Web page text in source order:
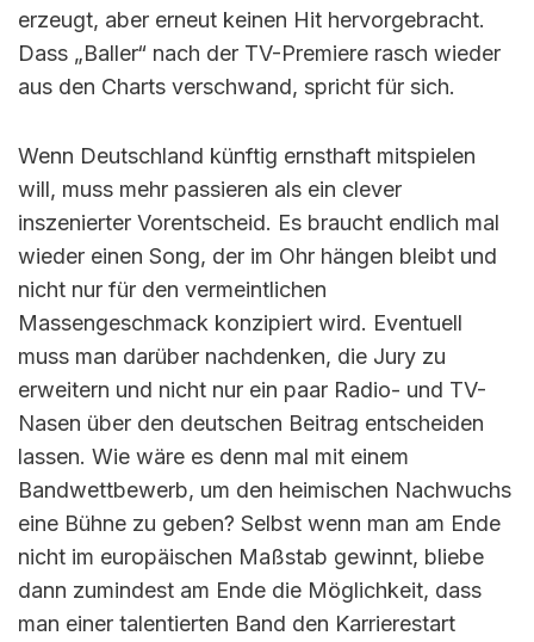
erzeugt, aber erneut keinen Hit hervorgebracht.
Dass „Baller“ nach der TV-Premiere rasch wieder
aus den Charts verschwand, spricht für sich.
Wenn Deutschland künftig ernsthaft mitspielen
will, muss mehr passieren als ein clever
inszenierter Vorentscheid. Es braucht endlich mal
wieder einen Song, der im Ohr hängen bleibt und
nicht nur für den vermeintlichen
Massengeschmack konzipiert wird. Eventuell
muss man darüber nachdenken, die Jury zu
erweitern und nicht nur ein paar Radio- und TV-
Nasen über den deutschen Beitrag entscheiden
lassen. Wie wäre es denn mal mit einem
Bandwettbewerb, um den heimischen Nachwuchs
eine Bühne zu geben? Selbst wenn man am Ende
nicht im europäischen Maßstab gewinnt, bliebe
dann zumindest am Ende die Möglichkeit, dass
man einer talentierten Band den Karrierestart